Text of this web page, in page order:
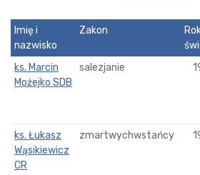
Imię i
nazwisko
Zakon
ks. Marcin
Możejko SDB
salezjanie
ks. Łukasz
Wąsikiewicz
CR
zmartwychwstańcy